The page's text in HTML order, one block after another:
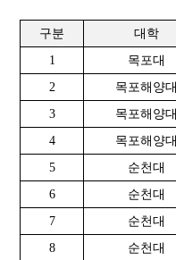
구분 대학
1
목포대
2
목포해양대
3
목포해양대
4
목포해양대
5
순천대
6
순천대
7
순천대
8
순천대